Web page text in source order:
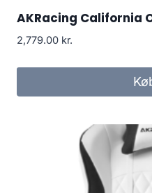
AKRacing California
2,779.00 kr.